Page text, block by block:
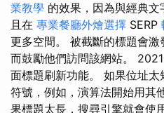
業教學 的效果，因為與經典
且在 專業餐廳外燴選擇 SERP
更多空間。 被截斷的標題會
而鼓勵他們訪問該網站。
面標題刷新功能。 如果位址
符號，例如，演算法開始用其
果標題太長，搜尋引擎就會使